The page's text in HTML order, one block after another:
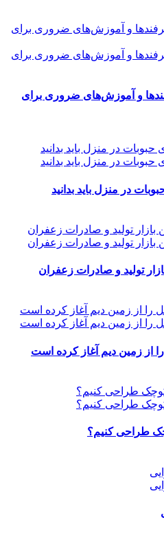
و آموزش‌های ضروری برای
در منزل باید بدانید
تولید و صادرات زعفران
از زمین دیم آغاز کرده است
طراحی کنیم؟